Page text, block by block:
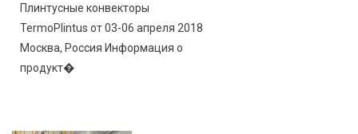
Плинтусные конвекторы
TermoPlintus от 03-06 апреля 2018
Москва, Россия Информация о
продукт�